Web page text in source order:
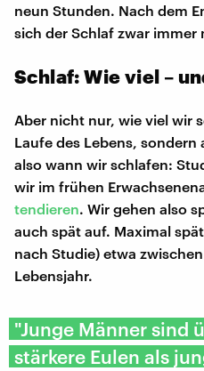
neun Stunden. Nach dem
sich der Schlaf zwar immer
Schlaf: Wie viel –
Aber nicht nur, wie viel wir
Laufe des Lebens,
also wann wir schlafen:
wir im frühen
tendieren. Wir gehen also
auch spät auf. Maximal
nach Studie) etwa
Lebensjahr.
"Junge Männer sind
stärkere Eulen als